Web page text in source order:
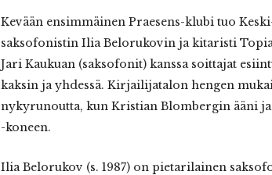
Kevään ensimmäinen Praesens-klubi tuo
saksofonistin Ilia Belorukovin ja kitaristi
Jari Kaukuan (saksofonit) kanssa soittajat
kaksin ja yhdessä. Kirjailijatalon hengen
nykyrunoutta, kun Kristian Blombergin ääni
-koneen.
Ilia Belorukov (s. 1987) on pietarilainen